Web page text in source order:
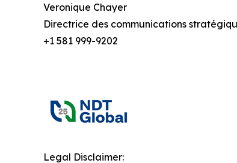
Veronique Chayer
Directrice des communications
+1 581 999-9202
Legal Disclaimer: